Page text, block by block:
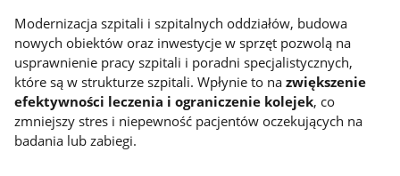
Modernizacja szpitali i szpitalnych oddziałów, budowa
nowych obiektów oraz inwestycje w sprzęt pozwolą na
usprawnienie pracy szpitali i poradni specjalistycznych,
które są w strukturze szpitali. Wpłynie to nazwiększenie
efektywności leczenia i ograniczenie kolejek, co
zmniejszy stres i niepewność pacjentów oczekujących na
badania lub zabiegi.